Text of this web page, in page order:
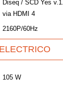
Diseq / SCD Yes
via HDMI 4
2160P/60Hz
105 W